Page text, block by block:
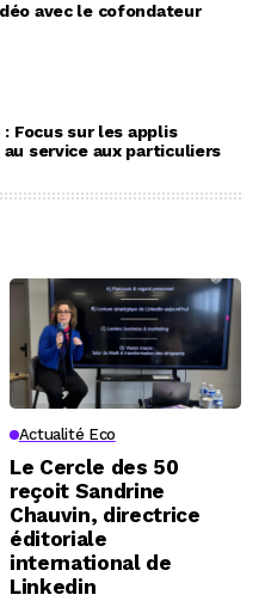
avec le cofondateur
Focus sur les applis
service aux particuliers
Actualité Eco
Le Cercle des 50
reçoit Sandrine
Chauvin, directrice
éditoriale
international de
Linkedin